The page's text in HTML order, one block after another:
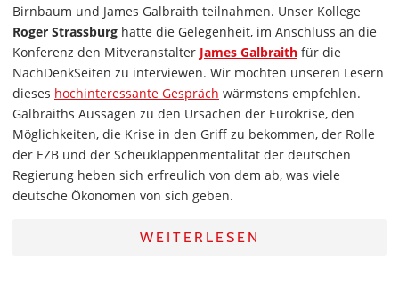
Birnbaum und James Galbraith teilnahmen. Unser Kollege
Roger Strassburg hatte die Gelegenheit, im Anschluss an die
Konferenz den Mitveranstalter James Galbraith für die
NachDenkSeiten zu interviewen. Wir möchten unseren Lesern
dieses hochinteressante Gespräch wärmstens empfehlen.
Galbraiths Aussagen zu den Ursachen der Eurokrise, den
Möglichkeiten, die Krise in den Griff zu bekommen, der Rolle
der EZB und der Scheuklappenmentalität der deutschen
Regierung heben sich erfreulich von dem ab, was viele
deutsche Ökonomen von sich geben.
WEITERLESEN